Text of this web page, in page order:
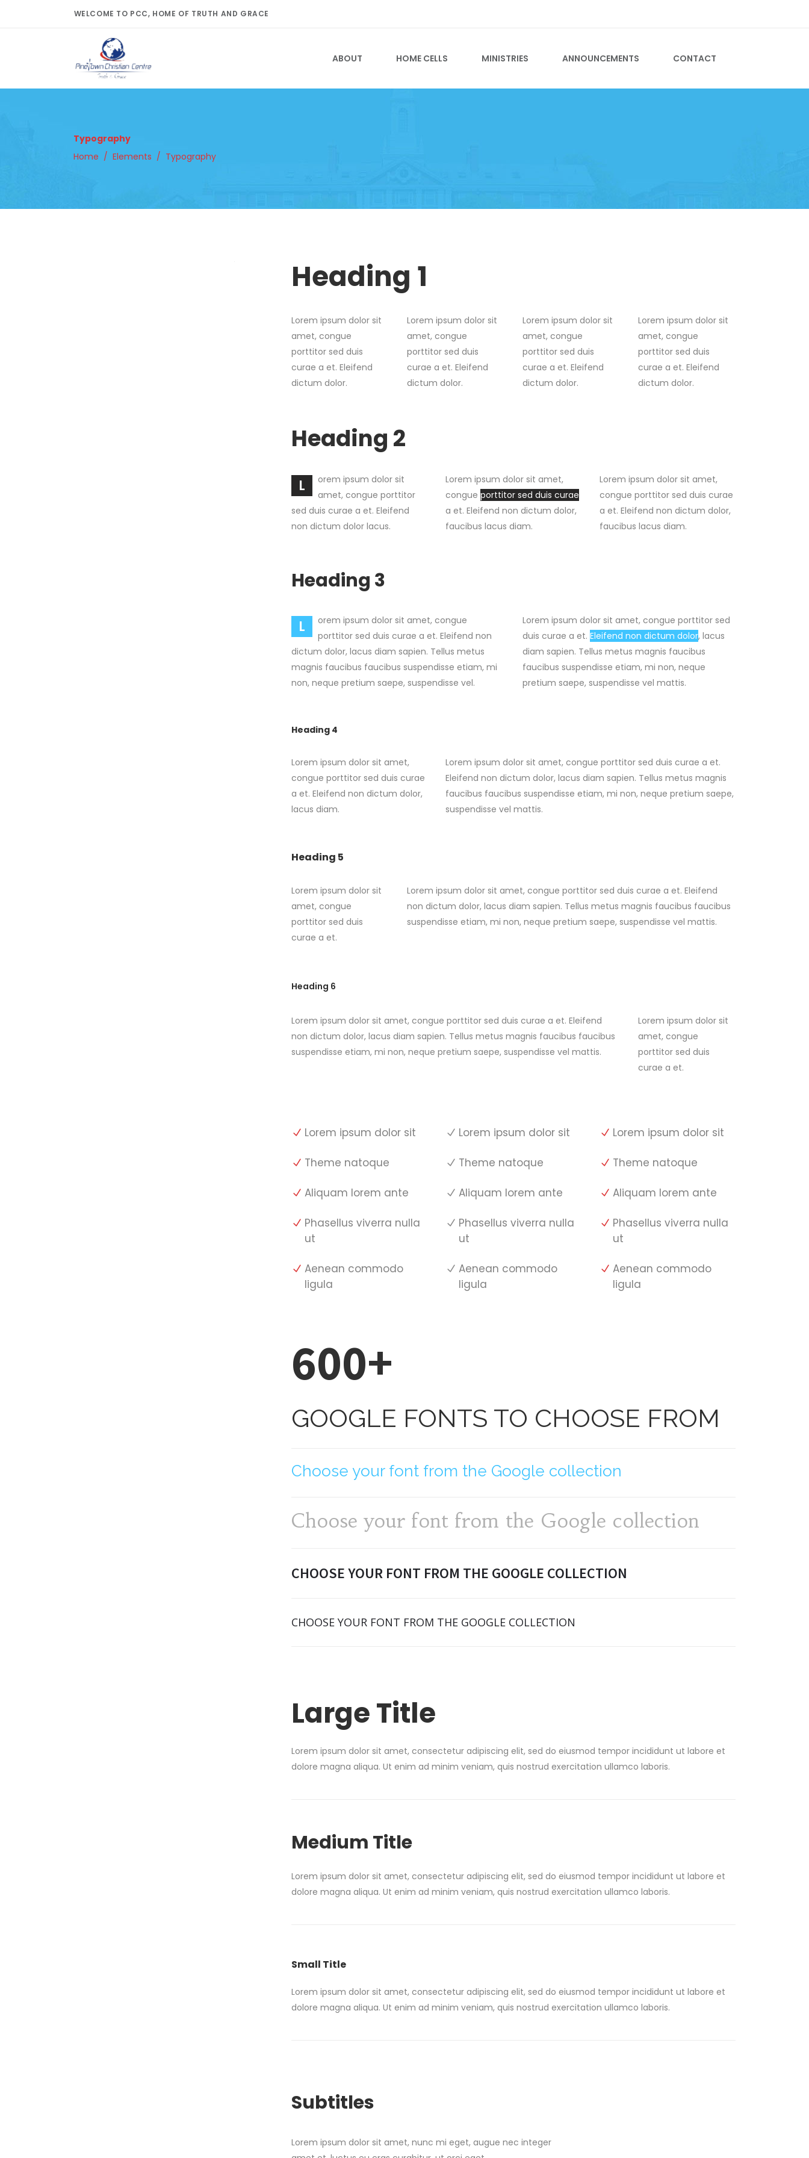
WELCOME TO PCC, HOME OF TRUTH AND GRACE
ABOUT HOME CELLS MINISTRIES ANNOUNCEMENTS CONTACT
Typography
Home / Elements / Typography
Heading 1
Lorem ipsum dolor sit
amet, congue
porttitor sed duis
curae a et. Eleifend
dictum dolor.
Lorem ipsum dolor sit
amet, congue
porttitor sed duis
curae a et. Eleifend
dictum dolor.
Lorem ipsum dolor sit
amet, congue
porttitor sed duis
curae a et. Eleifend
dictum dolor.
Lorem ipsum dolor sit
amet, congue
porttitor sed duis
curae a et. Eleifend
dictum dolor.
Heading 2
L
orem ipsum dolor sit
amet, congue porttitor
sed duis curae a et. Eleifend
non dictum dolor lacus.
Lorem ipsum dolor sit amet,
congueporttitor sed duis curae
a et. Eleifend non dictum dolor,
faucibus lacus diam.
Lorem ipsum dolor sit amet,
congue porttitor sed duis curae
a et. Eleifend non dictum dolor,
faucibus lacus diam.
Heading 3
L
orem ipsum dolor sit amet, congue
porttitor sed duis curae a et. Eleifend non
dictum dolor, lacus diam sapien. Tellus metus
magnis faucibus faucibus suspendisse etiam, mi
non, neque pretium saepe, suspendisse vel.
Lorem ipsum dolor sit amet, congue porttitor sed
duis curae a et.Eleifend non dictum dolor, lacus
diam sapien. Tellus metus magnis faucibus
faucibus suspendisse etiam, mi non, neque
pretium saepe, suspendisse vel mattis.
Heading 4
Lorem ipsum dolor sit amet,
congue porttitor sed duis curae
a et. Eleifend non dictum dolor,
lacus diam.
Lorem ipsum dolor sit amet, congue porttitor sed duis curae a et.
Eleifend non dictum dolor, lacus diam sapien. Tellus metus magnis
faucibus faucibus suspendisse etiam, mi non, neque pretium saepe,
suspendisse vel mattis.
Heading 5
Lorem ipsum dolor sit
amet, congue
porttitor sed duis
curae a et.
Lorem ipsum dolor sit amet, congue porttitor sed duis curae a et. Eleifend
non dictum dolor, lacus diam sapien. Tellus metus magnis faucibus faucibus
suspendisse etiam, mi non, neque pretium saepe, suspendisse vel mattis.
Heading 6
Lorem ipsum dolor sit amet, congue porttitor sed duis curae a et. Eleifend
non dictum dolor, lacus diam sapien. Tellus metus magnis faucibus faucibus
suspendisse etiam, mi non, neque pretium saepe, suspendisse vel mattis.
Lorem ipsum dolor sit
amet, congue
porttitor sed duis
curae a et.
Lorem ipsum dolor sit
Theme natoque
Aliquam lorem ante
Phasellus viverra nulla
ut
Aenean commodo
ligula
Lorem ipsum dolor sit
Theme natoque
Aliquam lorem ante
Phasellus viverra nulla
ut
Aenean commodo
ligula
Lorem ipsum dolor sit
Theme natoque
Aliquam lorem ante
Phasellus viverra nulla
ut
Aenean commodo
ligula
600+
GOOGLE FONTS TO CHOOSE FROM
Choose your font from the Google collection
Choose your font from the Google collection
CHOOSE YOUR FONT FROM THE GOOGLE COLLECTION
CHOOSE YOUR FONT FROM THE GOOGLE COLLECTION
Large Title
Lorem ipsum dolor sit amet, consectetur adipiscing elit, sed do eiusmod tempor incididunt ut labore et
dolore magna aliqua. Ut enim ad minim veniam, quis nostrud exercitation ullamco laboris.
Medium Title
Lorem ipsum dolor sit amet, consectetur adipiscing elit, sed do eiusmod tempor incididunt ut labore et
dolore magna aliqua. Ut enim ad minim veniam, quis nostrud exercitation ullamco laboris.
Small Title
Lorem ipsum dolor sit amet, consectetur adipiscing elit, sed do eiusmod tempor incididunt ut labore et
dolore magna aliqua. Ut enim ad minim veniam, quis nostrud exercitation ullamco laboris.
Subtitles
Lorem ipsum dolor sit amet, nunc mi eget, augue nec integer